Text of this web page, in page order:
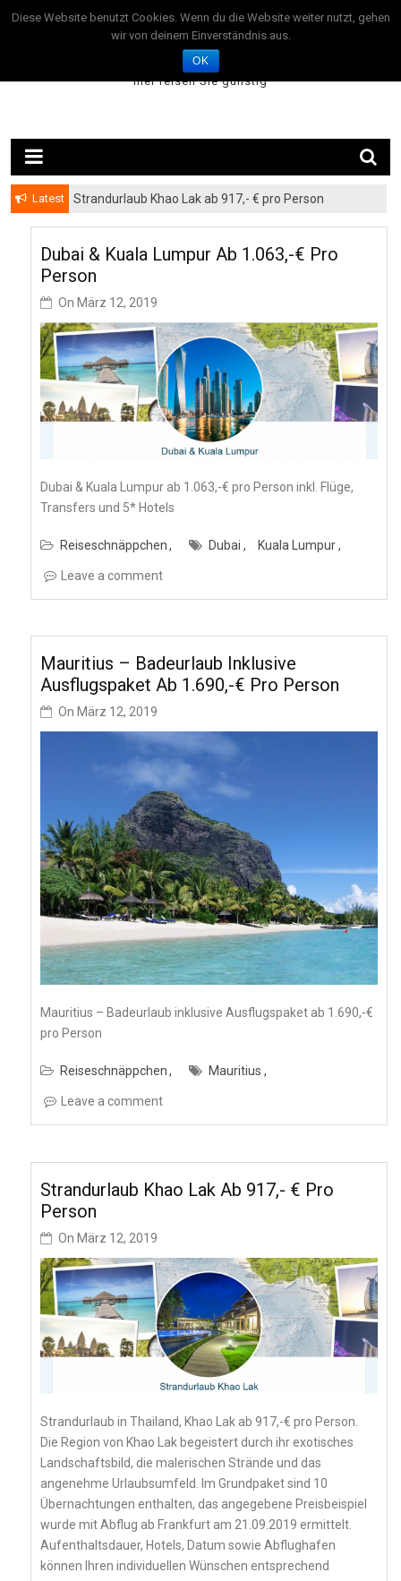
August 8, 2026
TravelOffer24.com
– hier reisen Sie günstig –
Latest Strandurlaub Khao Lak ab 917,- € pro Person
Dubai & Kuala Lumpur Ab 1.063,-€ Pro
Person
On März 12, 2019
Dubai & Kuala Lumpur ab 1.063,-€ pro Person inkl. Flüge,
Transfers und 5* Hotels
Reiseschnäppchen Dubai Kuala Lumpur
Leave a comment
Mauritius – Badeurlaub Inklusive
Ausflugspaket Ab 1.690,-€ Pro Person
On März 12, 2019
Mauritius – Badeurlaub inklusive Ausflugspaket ab 1.690,-€
pro Person
Reiseschnäppchen Mauritius
Leave a comment
Strandurlaub Khao Lak Ab 917,- € Pro
Person
On März 12, 2019
Strandurlaub in Thailand, Khao Lak ab 917,-€ pro Person.
Die Region von Khao Lak begeistert durch ihr exotisches
Landschaftsbild, die malerischen Strände und das
angenehme Urlaubsumfeld. Im Grundpaket sind 10
Übernachtungen enthalten, das angegebene Preisbeispiel
wurde mit Abflug ab Frankfurt am 21.09.2019 ermittelt.
Aufenthaltsdauer, Hotels, Datum sowie Abflughafen
können Ihren individuellen Wünschen entsprechend
Diese Website benutzt Cookies. Wenn du die Website weiter nutzt, gehen
wir von deinem Einverständnis aus.
OK